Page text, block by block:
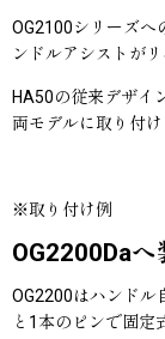
OG2100シリーズへ
ンドルアシストがリ
HA50の従来デザイ
両モデルに取り付け
※取り付け例
OG2200Daへ
OG2200はハンドル
と1本のピンで固定